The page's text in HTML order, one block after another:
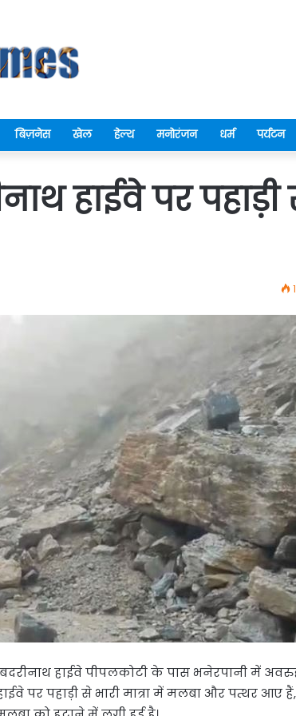
बिज़नेस खेल हेल्थ मनोरंजन धर्म पर्यटन
हाईवे पर
हाईवे पीपलकोटी के पास भनेरपानी में
पर पहाड़ी से भारी मात्रा में मलबा और पत्थर आए